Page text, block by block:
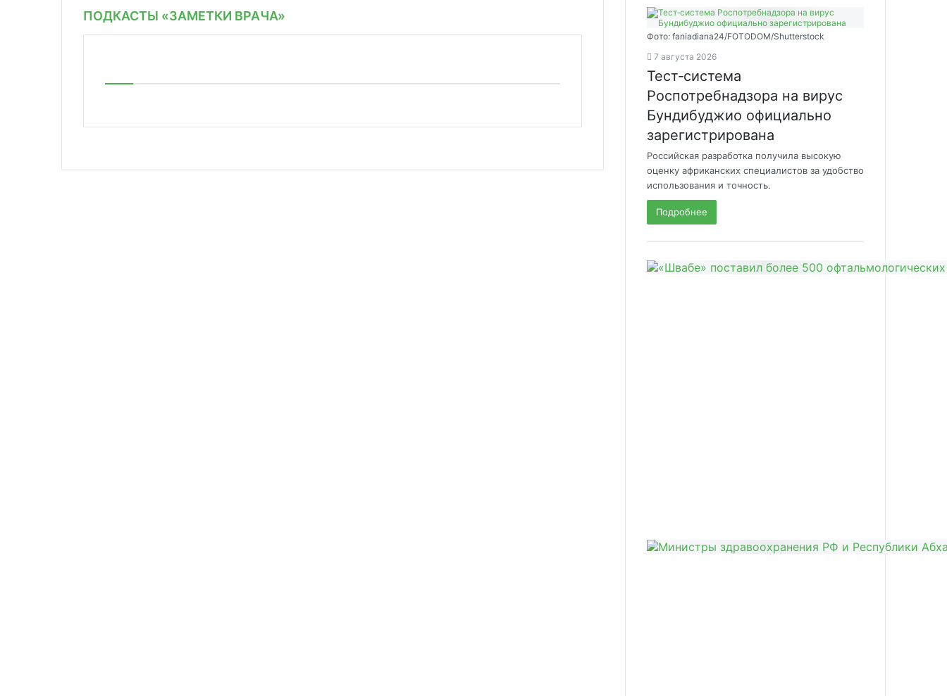
ПОДКАСТЫ «ЗАМЕТКИ ВРАЧА»
Фото: faniadiana24/FOTODOM/Shutterstock
7 августа 2026
Тест‑система
Роспотребнадзора на вирус
Бундибуджио официально
зарегистрирована
Российская разработка получила высокую
оценку африканских специалистов за удобство
использования и точность.
Подробнее